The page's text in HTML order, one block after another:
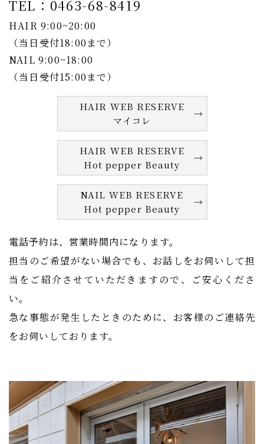
TEL：0463-68-8419
HAIR 9:00~20:00
​​​​​​​（当日受付18:00まで）
​​​​​​​NAIL 9:00~18:00
​​​​​​​（当日受付15:00まで）
HAIR WEB RESERVE
マイコレ
HAIR WEB RESERVE
Hot pepper Beauty
NAIL WEB RESERVE
Hot pepper Beauty
電話予約は、営業時間内になります。
担当のご希望がない場合でも、お話しをお伺いして担
当をご紹介させていただきますので、ご安心くださ
い。
急な事態が発生したときのために、お客様のご連絡先
をお伺いしております。